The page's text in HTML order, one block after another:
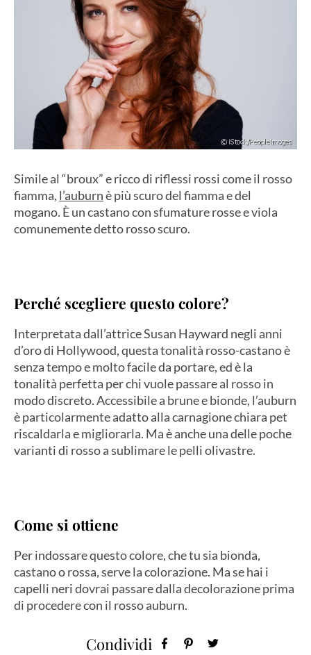
Simile al “broux” e ricco di riflessi rossi come il rosso
fiamma, l’auburnè più scuro del fiamma e del
mogano. È un castano con sfumature rosse e viola
comunemente detto rosso scuro.
Perché scegliere questo colore?
Interpretata dall’attrice Susan Hayward negli anni
d’oro di Hollywood, questa tonalità rosso-castano è
senza tempo e molto facile da portare, ed è la
tonalità perfetta per chi vuole passare al rosso in
modo discreto. Accessibile a brune e bionde, l’auburn
è particolarmente adatto alla carnagione chiara pet
riscaldarla e migliorarla. Ma è anche una delle poche
varianti di rosso a sublimare le pelli olivastre.
Come si ottiene
Per indossare questo colore, che tu sia bionda,
castano o rossa, serve la colorazione. Ma se hai i
capelli neri dovrai passare dalla decolorazione prima
di procedere con il rosso auburn.
Condividi